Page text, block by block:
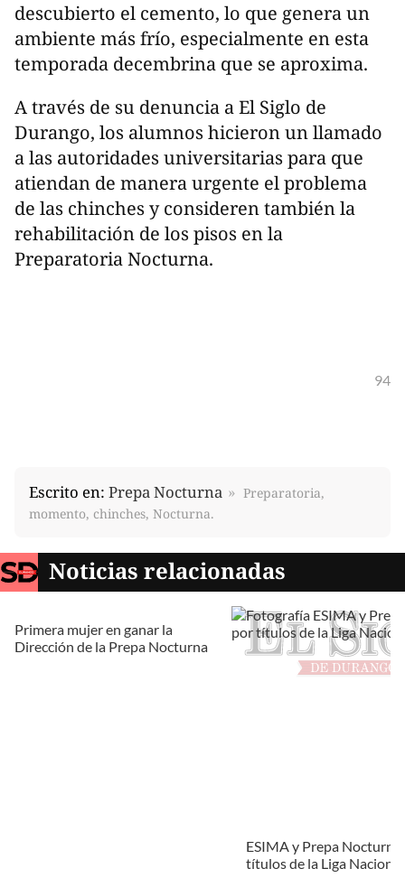
descubierto el cemento, lo que genera un
ambiente más frío, especialmente en esta
temporada decembrina que se aproxima.
A través de su denuncia a El Siglo de
Durango, los alumnos hicieron un llamado
a las autoridades universitarias para que
atiendan de manera urgente el problema
de las chinches y consideren también la
rehabilitación de los pisos en la
Preparatoria Nocturna.
94
Escrito en: Prepa Nocturna
Preparatoria,
momento, chinches, Nocturna.
Noticias relacionadas
Primera mujer en ganar la
Dirección de la Prepa Nocturna
ESIMA y Prepa
títulos de la Liga